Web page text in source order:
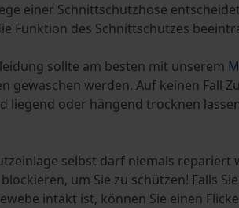
einer Schnittschutzhose
Funktion des Schnittschutzes
sollte am besten mit unserem
gewaschen werden. Auf keinen Fall
liegend oder hängend trocknen
selbst darf niemals
um Sie zu schützen! Falls
intakt ist, können Sie einen